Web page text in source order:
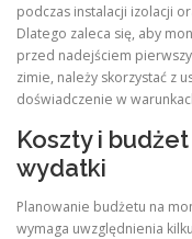
podczas instalacji izolacji
Dlatego zaleca się, aby
przed nadejściem
zimie, należy skorzystać z
doświadczenie w
Koszty i
wydatki
Planowanie budżetu na
wymaga uwzględnienia